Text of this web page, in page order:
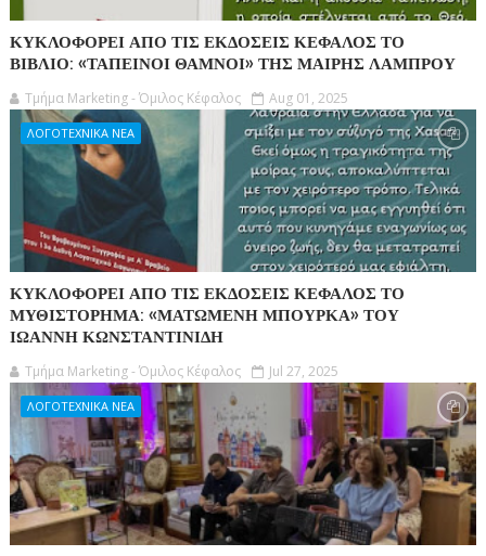
ΚΥΚΛΟΦΟΡΕΙ ΑΠΟ ΤΙΣ ΕΚΔΟΣΕΙΣ ΚΕΦΑΛΟΣ ΤΟ
ΒΙΒΛΙΟ: «ΤΑΠΕΙΝΟΙ ΘΑΜΝΟΙ» ΤΗΣ ΜΑΙΡΗΣ ΛΑΜΠΡΟΥ
Τμήμα Marketing - Όμιλος Κέφαλος Aug 01, 2025
ΛΟΓΟΤΕΧΝΙΚΑ ΝΕΑ
ΚΥΚΛΟΦΟΡΕΙ ΑΠΟ ΤΙΣ ΕΚΔΟΣΕΙΣ ΚΕΦΑΛΟΣ ΤΟ
ΜΥΘΙΣΤΟΡΗΜΑ: «ΜΑΤΩΜΕΝΗ ΜΠΟΥΡΚΑ» ΤΟΥ
ΙΩΑΝΝΗ ΚΩΝΣΤΑΝΤΙΝΙΔΗ
Τμήμα Marketing - Όμιλος Κέφαλος Jul 27, 2025
ΛΟΓΟΤΕΧΝΙΚΑ ΝΕΑ